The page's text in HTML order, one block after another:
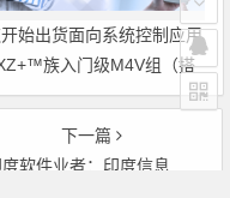
始出货面向系统控制应用
族入门级M4V组（搭
Cortex‑M4内核的标准微
器）工程样品
下一篇
软件业者：印度信息科技须维持领先中国